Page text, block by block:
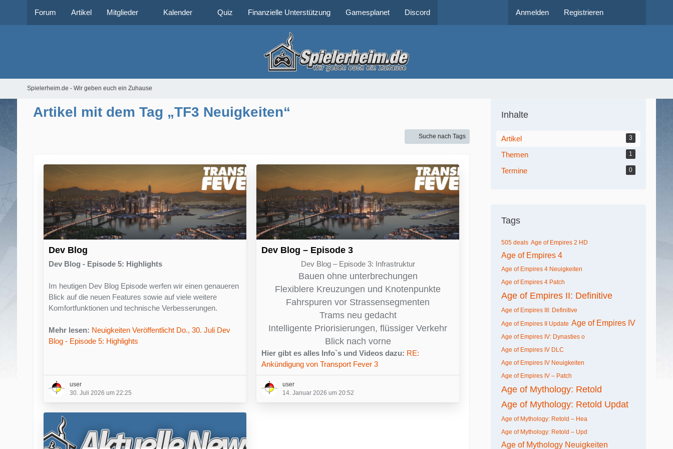
Forum Artikel Mitglieder Kalender Quiz Finanzielle Unterstützung Gamesplanet Discord Anmelden Registrieren
Spielerheim.de - Wir geben euch ein Zuhause
Artikel mit dem Tag „TF3 Neuigkeiten“
Suche nach Tags
Dev Blog
Dev Blog - Episode 5: Highlights
Im heutigen Dev Blog Episode werfen wir einen genaueren
Blick auf die neuen Features sowie auf viele weitere
Komfortfunktionen und technische Verbesserungen.
Mehr lesen: Neuigkeiten Veröffentlicht Do., 30. Juli Dev
Blog - Episode 5: Highlights
user
30. Juli 2026 um 22:25
Dev Blog – Episode 3
Dev Blog – Episode 3: Infrastruktur
Bauen ohne unterbrechungen
Flexiblere Kreuzungen und Knotenpunkte
Fahrspuren vor Strassensegmenten
Trams neu gedacht
Intelligente Priorisierungen, flüssiger Verkehr
Blick nach vorne
Hier gibt es alles Info`s und Videos dazu: RE:
Ankündigung von Transport Fever 3
user
14. Januar 2026 um 20:52
Inhalte
Artikel 3
Themen 1
Termine 0
Tags
505 deals Age of Empires 2 HD
Age of Empires 4
Age of Empires 4 Neuigkeiten
Age of Empires 4 Patch
Age of Empires II: Definitive
Age of Empires III: Definitive
Age of Empires II Update Age of Empires IV
Age of Empires IV: Dynasties o
Age of Empires IV DLC
Age of Empires IV Neuigkeiten
Age of Empires IV – Patch
Age of Mythology: Retold
Age of Mythology: Retold Updat
Age of Mythology: Retold – Hea
Age of Mythology: Retold – Upd
Age of Mythology Neuigkeiten